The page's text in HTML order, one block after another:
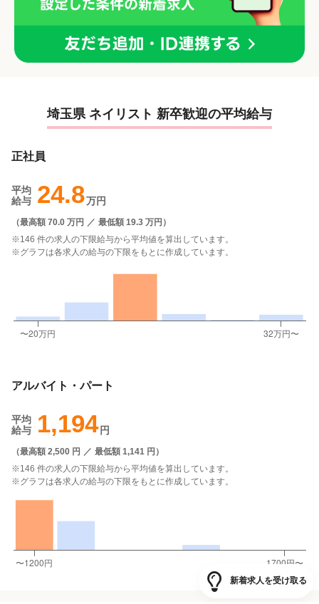
埼玉県 ネイリスト 新卒歓迎の平均給与
正社員
平均
給与 24.8万円
（最高額 70.0 万円 ／ 最低額 19.3 万円 ）
※146 件の求人の下限給与から平均値を算出しています。
※グラフは各求人の給与の下限をもとに作成しています。
アルバイト・パート
平均
給与
1,194円
（最高額 2,500 円 ／ 最低額 1,141 円 ）
※146 件の求人の下限給与から平均値を算出しています。
※グラフは各求人の給与の下限をもとに作成しています。
新着求人を受け取る